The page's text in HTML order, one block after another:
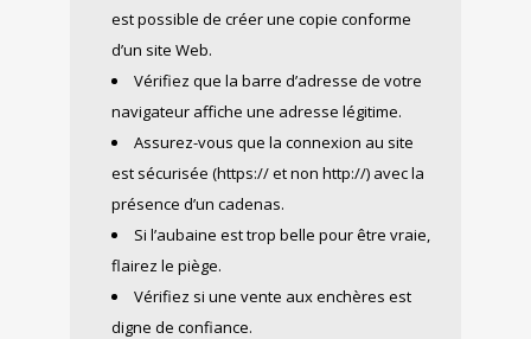
est possible de créer une copie conforme
d’un site Web.
Vérifiez que la barre d’adresse de votre
navigateur affiche une adresse légitime.
Assurez-vous que la connexion au site
est sécurisée (https:// et non http://) avec la
présence d’un cadenas.
Si l’aubaine est trop belle pour être vraie,
flairez le piège.
Vérifiez si une vente aux enchères est
digne de confiance.